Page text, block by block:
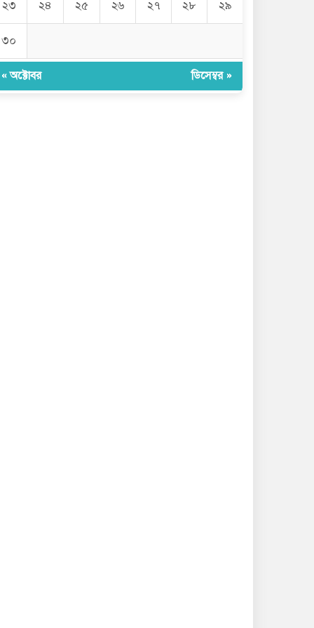
২৩ ২৪ ২৫ ২৬ ২৭ ২৮ ২৯
৩০
« অক্টোবর ডিসেম্বর »